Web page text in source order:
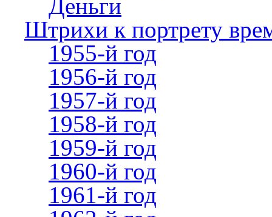
Деньги
Штрихи к портрету
1955-й год
1956-й год
1957-й год
1958-й год
1959-й год
1960-й год
1961-й год